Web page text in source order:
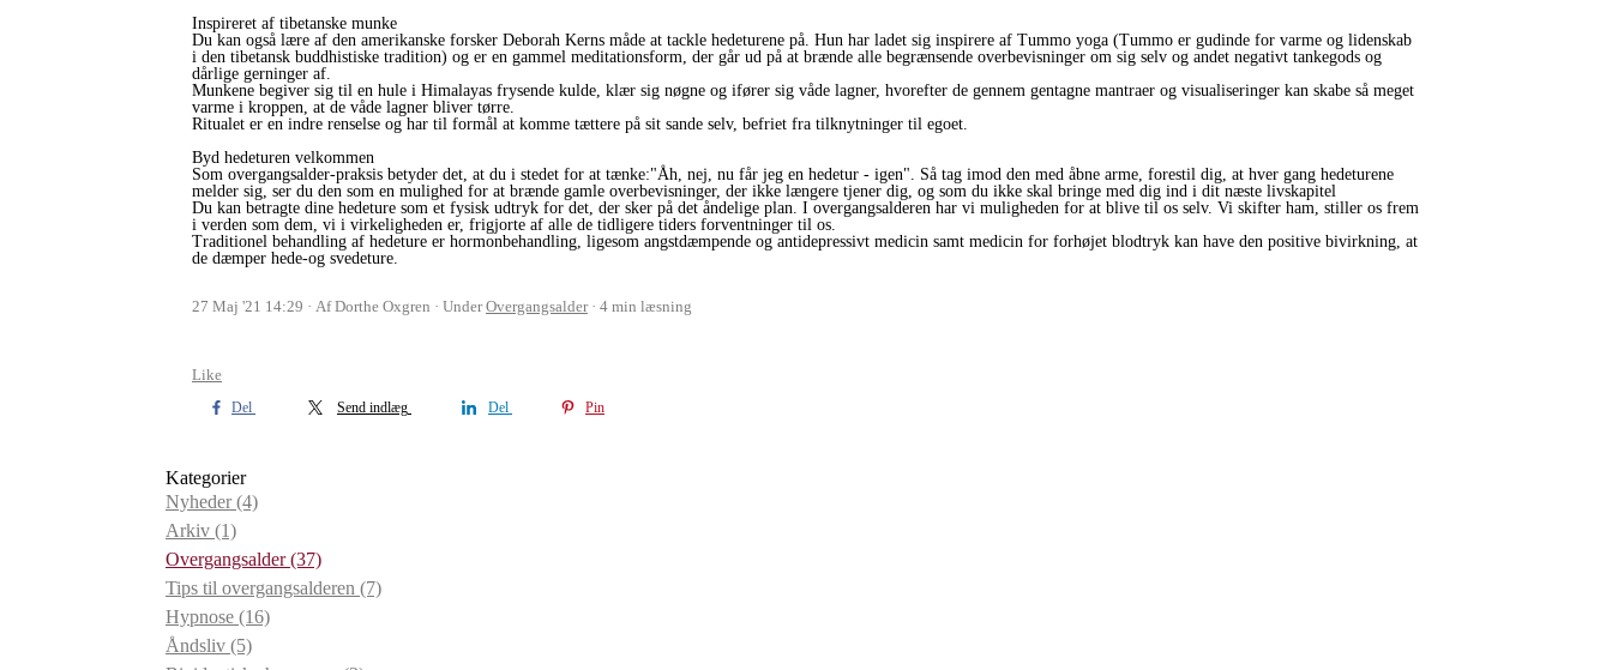
Inspireret af tibetanske munke
Du kan også lære af den amerikanske forsker Deborah Kerns måde at tackle hedeturene på. Hun har ladet sig inspirere af Tummo yoga (Tummo er gudinde for varme og lidenskab
i den tibetansk buddhistiske tradition) og er en gammel meditationsform, der går ud på at brænde alle begrænsende overbevisninger om sig selv og andet negativt tankegods og
dårlige gerninger af.
Munkene begiver sig til en hule i Himalayas frysende kulde, klær sig nøgne og ifører sig våde lagner, hvorefter de gennem gentagne mantraer og visualiseringer kan skabe så meget
varme i kroppen, at de våde lagner bliver tørre.
Ritualet er en indre renselse og har til formål at komme tættere på sit sande selv, befriet fra tilknytninger til egoet.
Byd hedeturen velkommen
Som overgangsalder-praksis betyder det, at du i stedet for at tænke:"Åh, nej, nu får jeg en hedetur - igen". Så tag imod den med åbne arme, forestil dig, at hver gang hedeturene
melder sig, ser du den som en mulighed for at brænde gamle overbevisninger, der ikke længere tjener dig, og som du ikke skal bringe med dig ind i dit næste livskapitel
Du kan betragte dine hedeture som et fysisk udtryk for det, der sker på det åndelige plan. I overgangsalderen har vi muligheden for at blive til os selv. Vi skifter ham, stiller os frem
i verden som dem, vi i virkeligheden er, frigjorte af alle de tidligere tiders forventninger til os.
Traditionel behandling af hedeture er hormonbehandling, ligesom angstdæmpende og antidepressivt medicin samt medicin for forhøjet blodtryk kan have den positive bivirkning, at
de dæmper hede-og svedeture.
27 Maj '21 14:29 Af Dorthe Oxgren UnderOvergangsalder 4 min læsning
Like
Del Send indlæg Del Pin
Kategorier
Nyheder(4)
Arkiv (1)
Overgangsalder(37)
Tips til overgangsalderen (7)
Hypnose (16)
Åndsliv (5)